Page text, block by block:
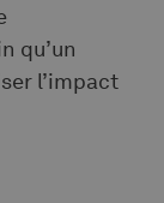
qu’un
l’impact